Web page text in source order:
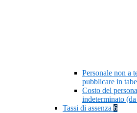
Personale non a
pubblicare in
Costo del
indeterminato
Tassi di assenza 6